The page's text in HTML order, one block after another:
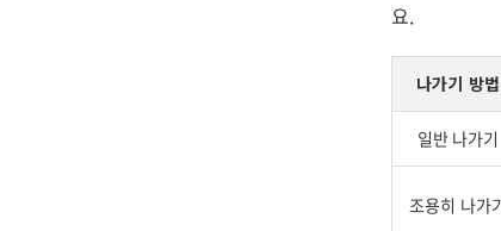
요.
나가기 방법
일반 나가기
조용히 나가